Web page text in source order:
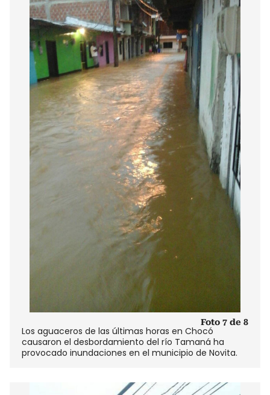
Los aguaceros de las últimas horas en Chocó
causaron el desbordamiento del río Tamaná ha
provocado inundaciones en el municipio de Novita.
Foto 7 de 8